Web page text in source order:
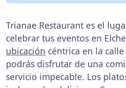
Trianae Restaurant es el
celebrar tus eventos en
ubicación céntrica en la
podrás disfrutar de una
servicio impecable. Los